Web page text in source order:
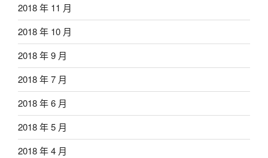
2018 年 11 月
2018 年 10 月
2018 年 9 月
2018 年 7 月
2018 年 6 月
2018 年 5 月
2018 年 4 月